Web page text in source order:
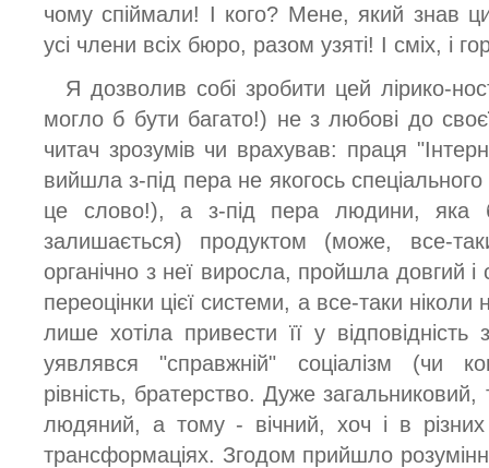
чому спіймали! І кого? Мене, який знав
усі члени всіх бюро, разом узяті! І сміх, і
Я дозволив собі зробити цей лірико-
могло б бути багато!) не з любові до
читач зрозумів чи врахував: праця
вийшла з-під пера не якогось
це слово!), а з-під пера людини, яка
залишається) продуктом (може, все-
органічно з неї виросла, пройшла довгий
переоцінки цієї системи, а все-таки
лише хотіла привести її у
уявлявся "справжній" соціалізм (чи
рівність, братерство. Дуже
людяний, а тому - вічний, хоч і в різних
трансформаціях. Згодом прийшло